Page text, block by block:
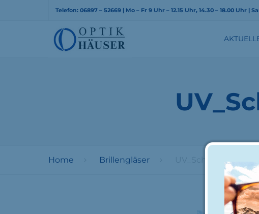
Telefon: 06897 – 52669 | Mo – Fr 9 Uhr – 12.15 Uhr, 14.30 – 18.00 Uhr |
Home Brillengläser